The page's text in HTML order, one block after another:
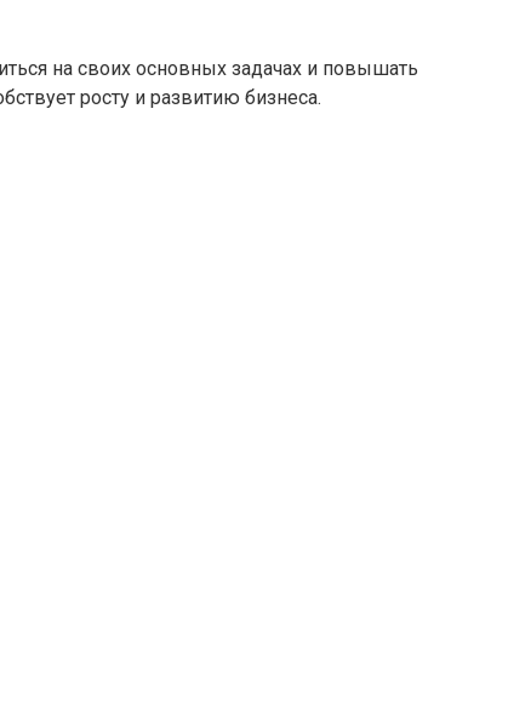
на своих основных задачах и повышать
росту и развитию бизнеса.